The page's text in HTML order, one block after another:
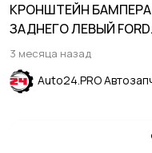
КРОНШТЕЙН БАМПЕРА
ЗАДНЕГО ЛЕВЫЙ FORD
ESCAPE 2020-
3 месяца назад